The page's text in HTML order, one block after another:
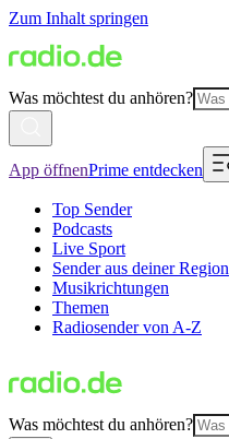
Zum Inhalt springen
Was möchtest du anhören?
App öffnenPrime entdecken
Top Sender
Podcasts
Live Sport
Sender aus deiner Region
Musikrichtungen
Themen
Radiosender von A-Z
Was möchtest du anhören?